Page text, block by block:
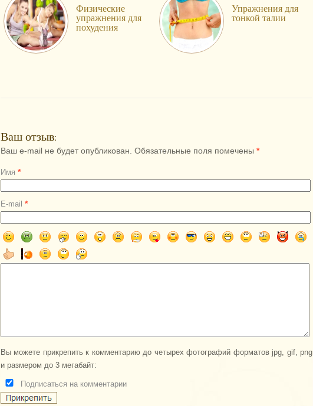
Физические
упражнения для
похудения
Упражнения для
тонкой талии
Ваш отзыв:
Ваш e-mail не будет опубликован. Обязательные поля помечены *
Имя *
E-mail *
Вы можете прикрепить к комментарию до четырех фотографий форматов jpg, gif, png
и размером до 3 мегабайт:
Подписаться на комментарии